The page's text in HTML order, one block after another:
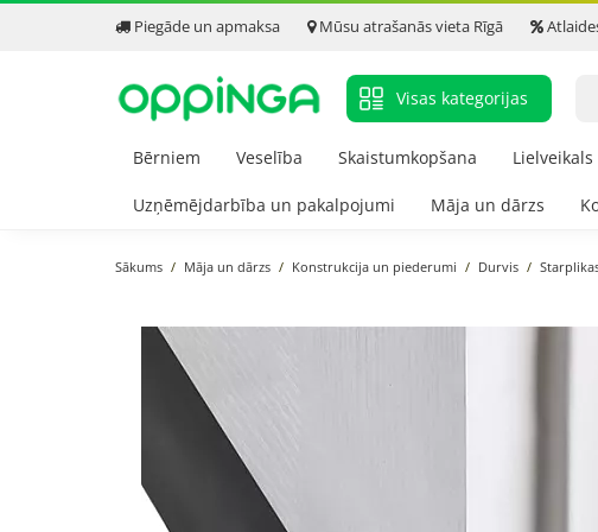
Piegāde un apmaksa Mūsu atrašanās vieta Rīgā
Visas kategorijas
Bērniem Veselība Skaistumkopšana Lielveikals
Uzņēmējdarbība un pakalpojumi Māja un dārzs
Sākums Māja un dārzs Konstrukcija un piederumi Durvis